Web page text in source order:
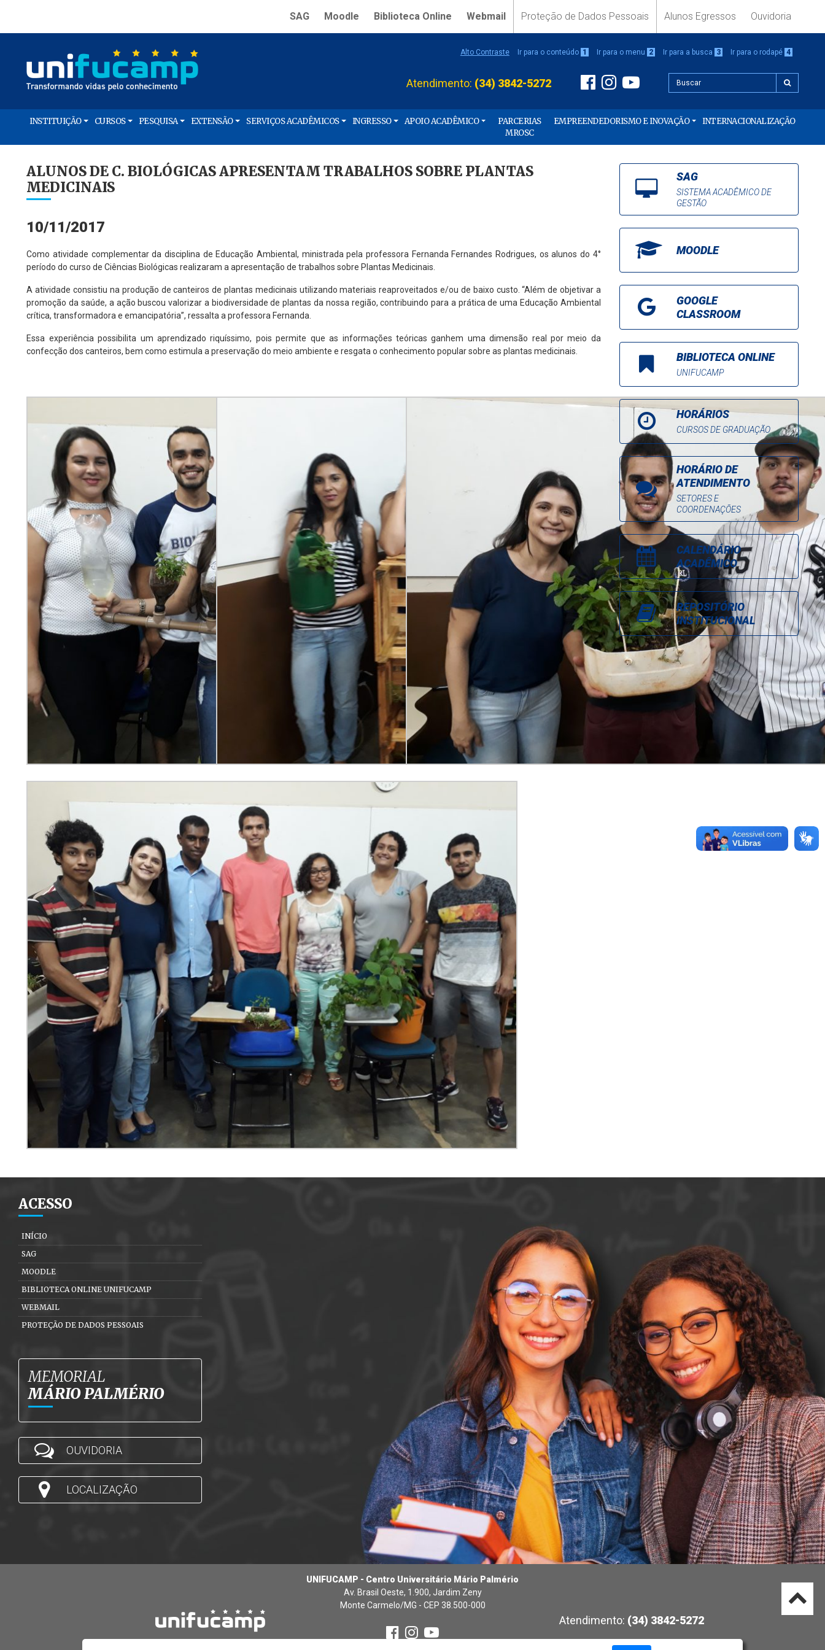
SAG Moodle Biblioteca Online Webmail Proteção de Dados Pessoais Alunos Egressos Ouvidoria
Alto Contraste Ir para o conteúdo 1 Ir para o menu 2 Ir para a busca 3 Ir para o rodapé 4
Atendimento: (34) 3842-5272
INSTITUIÇÃO CURSOS PESQUISA EXTENSÃO SERVIÇOS ACADÊMICOS INGRESSO APOIO ACADÊMICO
PARCERIAS
MROSC
EMPREENDEDORISMO E INOVAÇÃO INTERNACIONALIZAÇÃO
ALUNOS DE C. BIOLÓGICAS APRESENTAM TRABALHOS SOBRE PLANTAS
MEDICINAIS
10/11/2017
Como atividade complementar da disciplina de Educação Ambiental, ministrada pela professora Fernanda Fernandes Rodrigues, os alunos do 4°
período do curso de Ciências Biológicas realizaram a apresentação de trabalhos sobre Plantas Medicinais.
A atividade consistiu na produção de canteiros de plantas medicinais utilizando materiais reaproveitados e/ou de baixo custo. “Além de objetivar a
promoção da saúde, a ação buscou valorizar a biodiversidade de plantas da nossa região, contribuindo para a prática de uma Educação Ambiental
crítica, transformadora e emancipatória”, ressalta a professora Fernanda.
Essa experiência possibilita um aprendizado riquíssimo, pois permite que as informações teóricas ganhem uma dimensão real por meio da
confecção dos canteiros, bem como estimula a preservação do meio ambiente e resgata o conhecimento popular sobre as plantas medicinais.
SAG
SISTEMA ACADÊMICO DE
GESTÃO
MOODLE
GOOGLE
CLASSROOM
BIBLIOTECA ONLINE
UNIFUCAMP
HORÁRIOS
CURSOS DE GRADUAÇÃO
HORÁRIO DE
ATENDIMENTO
SETORES E
COORDENAÇÕES
CALENDÁRIO
ACADÊMICO
REPOSITÓRIO
INSTITUCIONAL
ACESSO
INÍCIO
SAG
MOODLE
BIBLIOTECA ONLINE UNIFUCAMP
WEBMAIL
PROTEÇÃO DE DADOS PESSOAIS
MEMORIAL
MÁRIO PALMÉRIO
OUVIDORIA
LOCALIZAÇÃO
UNIFUCAMP - Centro Universitário Mário Palmério
Av. Brasil Oeste, 1.900, Jardim Zeny
Monte Carmelo/MG - CEP 38.500-000
Atendimento: (34) 3842-5272